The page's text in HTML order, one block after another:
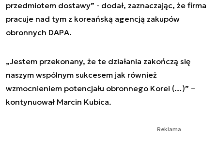
przedmiotem dostawy” - dodał, zaznaczając, że firma
pracuje nad tym z koreańską agencją zakupów
obronnych DAPA.
„Jestem przekonany, że te działania zakończą się
naszym wspólnym sukcesem jak również
wzmocnieniem potencjału obronnego Korei (…)” –
kontynuował Marcin Kubica.
Reklama